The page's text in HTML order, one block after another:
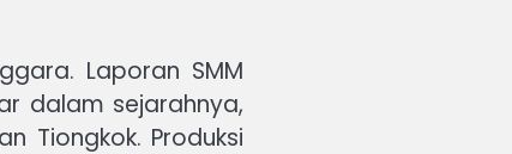
Laporan SMM
dalam sejarahnya,
Tiongkok. Produksi